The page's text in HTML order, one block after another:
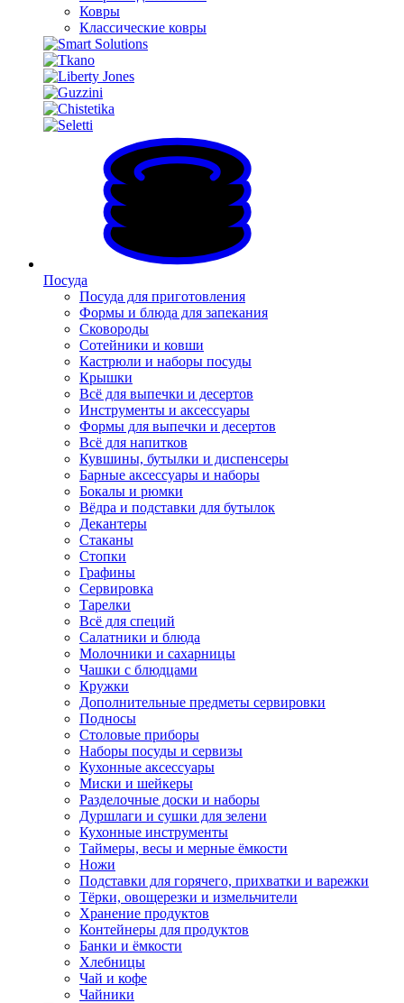
Ковры
Классические ковры
Посуда
Посуда для приготовления
Формы и блюда для запекания
Сковороды
Сотейники и ковши
Кастрюли и наборы посуды
Крышки
Всё для выпечки и десертов
Инструменты и аксессуары
Формы для выпечки и десертов
Всё для напитков
Кувшины, бутылки и диспенсеры
Барные аксессуары и наборы
Бокалы и рюмки
Вёдра и подставки для бутылок
Декантеры
Стаканы
Стопки
Графины
Сервировка
Тарелки
Всё для специй
Салатники и блюда
Молочники и сахарницы
Чашки с блюдцами
Кружки
Дополнительные предметы сервировки
Подносы
Столовые приборы
Наборы посуды и сервизы
Кухонные аксессуары
Миски и шейкеры
Разделочные доски и наборы
Дуршлаги и сушки для зелени
Кухонные инструменты
Таймеры, весы и мерные ёмкости
Ножи
Подставки для горячего, прихватки и варежки
Тёрки, овощерезки и измельчители
Хранение продуктов
Контейнеры для продуктов
Банки и ёмкости
Хлебницы
Чай и кофе
Чайники